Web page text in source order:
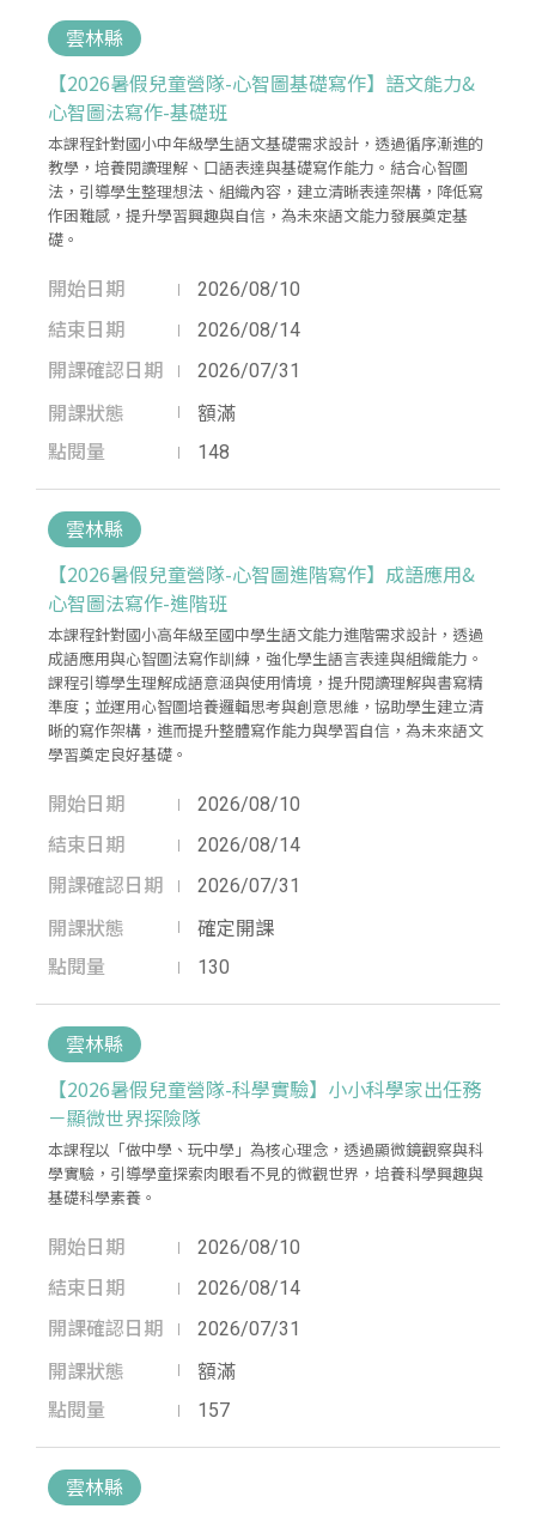
雲林縣
【2026暑假兒童營隊-心智圖基礎寫作】語文能力&
心智圖法寫作-基礎班
本課程針對國小中年級學生語文基礎需求設計，透過循序漸進的
教學，培養閱讀理解、口語表達與基礎寫作能力。結合心智圖
法，引導學生整理想法、組織內容，建立清晰表達架構，降低寫
作困難感，提升學習興趣與自信，為未來語文能力發展奠定基
礎。
開始日期
2026/08/10
結束日期
2026/08/14
開課確認日期
2026/07/31
開課狀態 額滿
點閱量 148
雲林縣
【2026暑假兒童營隊-心智圖進階寫作】成語應用&
心智圖法寫作-進階班
本課程針對國小高年級至國中學生語文能力進階需求設計，透過
成語應用與心智圖法寫作訓練，強化學生語言表達與組織能力。
課程引導學生理解成語意涵與使用情境，提升閱讀理解與書寫精
準度；並運用心智圖培養邏輯思考與創意思維，協助學生建立清
晰的寫作架構，進而提升整體寫作能力與學習自信，為未來語文
學習奠定良好基礎。
開始日期
2026/08/10
結束日期
2026/08/14
開課確認日期
2026/07/31
開課狀態 確定開課
點閱量 130
雲林縣
【2026暑假兒童營隊-科學實驗】小小科學家出任務
－顯微世界探險隊
本課程以「做中學、玩中學」為核心理念，透過顯微鏡觀察與科
學實驗，引導學童探索肉眼看不見的微觀世界，培養科學興趣與
基礎科學素養。
開始日期
2026/08/10
結束日期
2026/08/14
開課確認日期
2026/07/31
開課狀態 額滿
點閱量 157
雲林縣